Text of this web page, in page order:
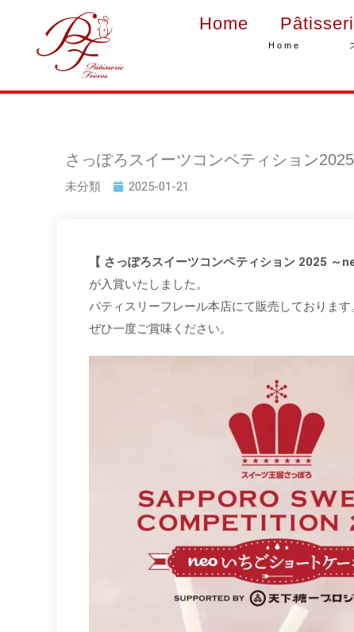
Home
Home
さっぽろスイーツコンペティション
未分類 2025-01-21
【 さっぽろスイーツコンペティション 2025 ～
が入賞いたしました。
パティスリーフレール本店にて販売しております
ぜひ一度ご賞味ください。